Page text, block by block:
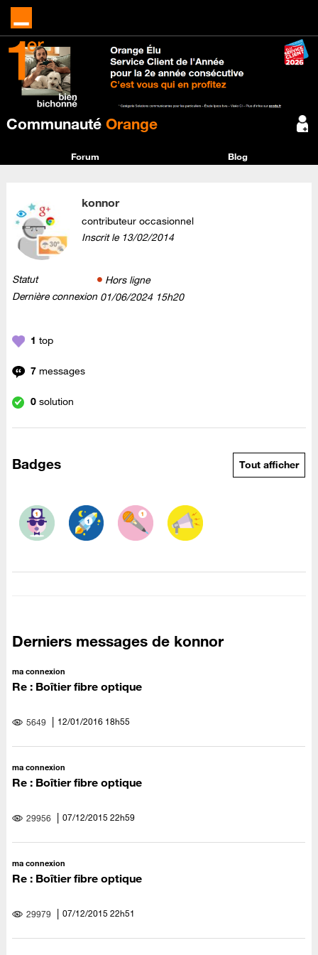
Communauté Orange
Forum Blog
konnor
contributeur occasionnel
Inscrit le ‎13/02/2014
Statut
Hors ligne
Dernière connexion ‎01/06/2024 15h20
1 top
7 messages
0 solution
Badges Tout afficher
Derniers messages de konnor
ma connexion
Re : Boîtier fibre optique
5649 ‎12/01/2016 18h55
ma connexion
Re : Boîtier fibre optique
29956 ‎07/12/2015 22h59
ma connexion
Re : Boîtier fibre optique
29979 ‎07/12/2015 22h51